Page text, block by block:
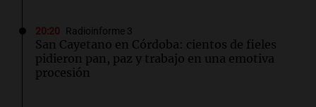
20:20 Radioinforme 3
San Cayetano en Córdoba: cientos de fieles
pidieron pan, paz y trabajo en una emotiva
procesión